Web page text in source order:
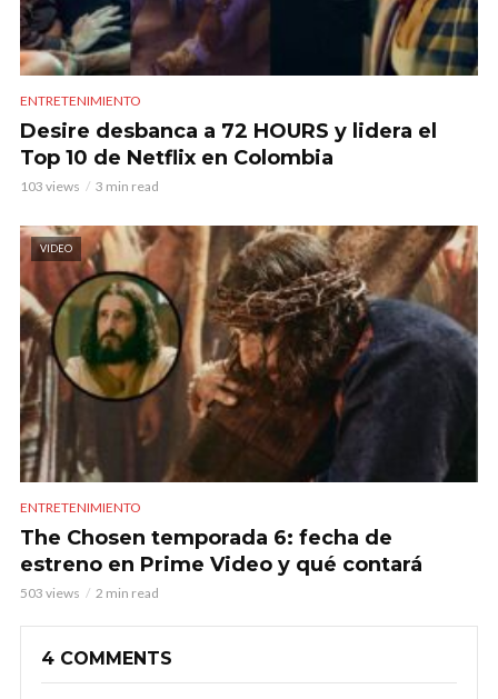
ENTRETENIMIENTO
Desire desbanca a 72 HOURS y lidera el
Top 10 de Netflix en Colombia
103 views 3 min read
VIDEO
ENTRETENIMIENTO
The Chosen temporada 6: fecha de
estreno en Prime Video y qué contará
503 views 2 min read
4 COMMENTS